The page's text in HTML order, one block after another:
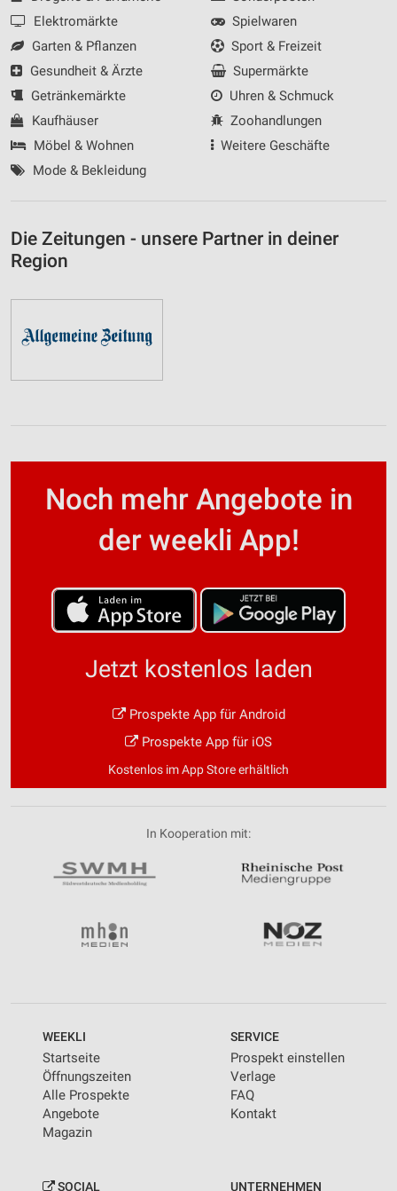
Elektromärkte
Garten & Pflanzen
Gesundheit & Ärzte
Getränkemärkte
Kaufhäuser
Möbel & Wohnen
Mode & Bekleidung
Spielwaren
Sport & Freizeit
Supermärkte
Uhren & Schmuck
Zoohandlungen
Weitere Geschäfte
Die Zeitungen - unsere Partner in deiner
Region
Noch mehr Angebote in
der weekli App!
Jetzt kostenlos laden
Prospekte App für Android
Prospekte App für iOS
Kostenlos im App Store erhältlich
In Kooperation mit:
WEEKLI
Startseite
Öffnungszeiten
Alle Prospekte
Angebote
Magazin
SERVICE
Prospekt einstellen
Verlage
FAQ
Kontakt
SOCIAL UNTERNEHMEN